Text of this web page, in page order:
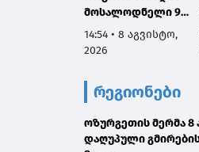
მოსალოდნელი 9-
11 აგვისტოს
საქართველოში
14:54 • 8 აგვისტო,
2026
რეგიონები
ოზურგეთის მერმა 8
დაღუპული